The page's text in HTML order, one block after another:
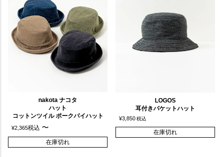
nakota ナコタ
ハット
コットンツイル ポークパイハット
¥2,365税込 〜
在庫切れ
LOGOS
耳付きバケットハット
¥3,850税込
在庫切れ